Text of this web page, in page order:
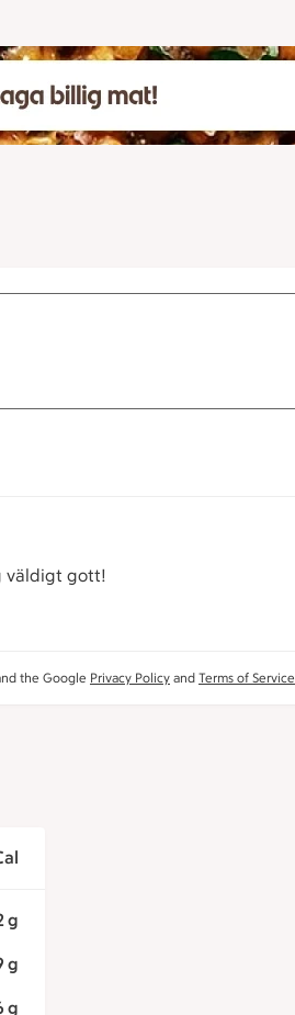
väldigt gott!
the Google Privacy Policy and Terms of Service
g
g
g